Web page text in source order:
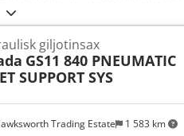
MOTORISERAT
AUTOMATISKA HYDRAULISKA
SKUGGLJUSSTRÅLE
FRÄMRE
TIMRÄKNARE
Trading Estate 1 583 km
giljotinsax
GS11 840 PNEUMATIC
SUPPORT SYS